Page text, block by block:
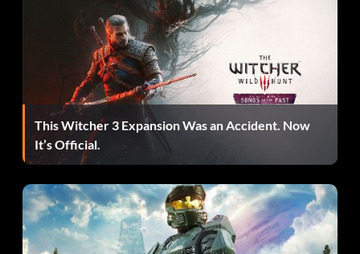
This Witcher 3 Expansion Was an Accident. Now
It’s Official.